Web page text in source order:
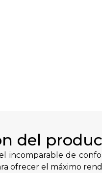
del
incomparable de
ofrecer el máximo